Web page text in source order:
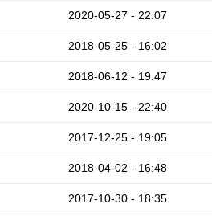
2020-05-27 - 22:07
2018-05-25 - 16:02
2018-06-12 - 19:47
2020-10-15 - 22:40
2017-12-25 - 19:05
2018-04-02 - 16:48
2017-10-30 - 18:35